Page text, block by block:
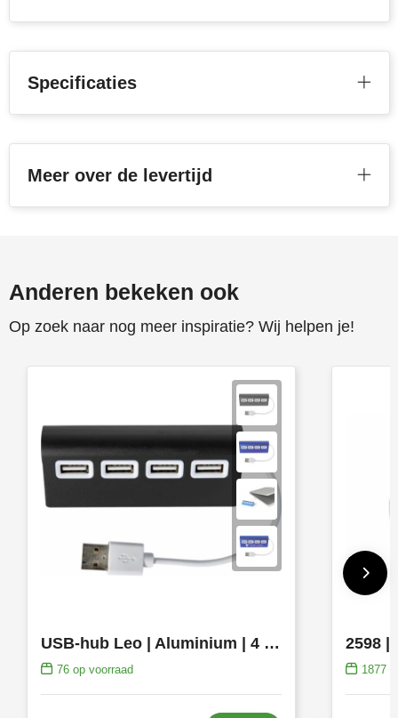
Victorinox
Vinga
Specificaties
Meer over de levertijd
Anderen bekeken ook
Op zoek naar nog meer inspiratie? Wij helpen je!
USB-hub Leo | Aluminium | 4 poorten
76op voorraad 1877